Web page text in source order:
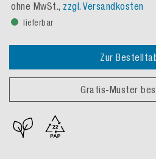
ohne MwSt., zzgl. Versandkosten
lieferbar
Zur
Gratis-Muster